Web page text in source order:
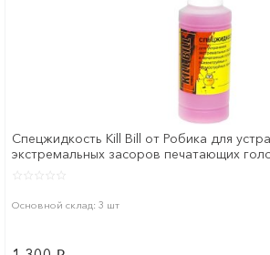
Cпецжидкость Kill Bill от Робика для
экстремальных засоров печатающих
Основной склад: 3 шт